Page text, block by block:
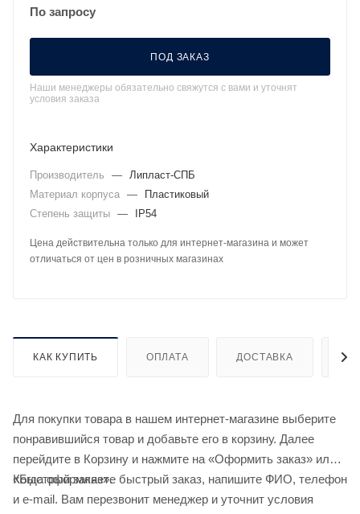
По запросу
ПОД ЗАКАЗ
Наши менеджеры обязательно свяжутся с вами и уточнят
условия заказа
Характеристики
Производитель — Липласт-СПБ
Материал корпуса —
Пластиковый
Степень защиты — IP54
Цена действительна только для интернет-магазина и может
отличаться от цен в розничных магазинах
КАК КУПИТЬ ОПЛАТА ДОСТАВКА
Для покупки товара в нашем интернет-магазине выберите
понравившийся товар и добавьте его в корзину. Далее
перейдите в Корзину и нажмите на «Оформить заказ» или
«Быстрый заказ».
Когда оформляете быстрый заказ, напишите ФИО, телефон
и e-mail. Вам перезвонит менеджер и уточнит условия